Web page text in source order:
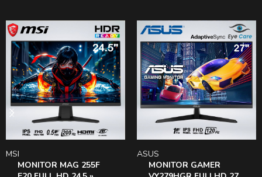
MONITOR MAG 255F
MSI
MONITOR GAMER
ASUS